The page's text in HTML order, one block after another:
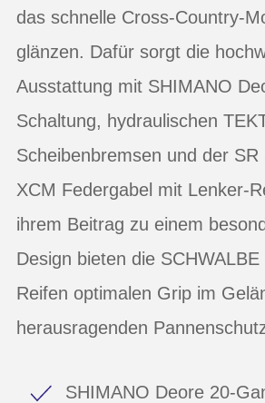
das schnelle Cross-Country-
glänzen. Dafür sorgt die
Ausstattung mit SHIMANO
Schaltung, hydraulischen
Scheibenbremsen und der SR
XCM Federgabel mit Lenker-
ihrem Beitrag zu einem
Design bieten die
Reifen optimalen Grip im
herausragenden
SHIMANO Deore 20-